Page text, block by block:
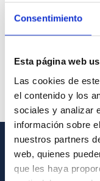
Consentimiento
Esta página web
Las cookies de
el contenido y los
sociales y analizar
información sobre
nuestros partners
web, quienes
que les haya
INFORMACIÓN GENERAL